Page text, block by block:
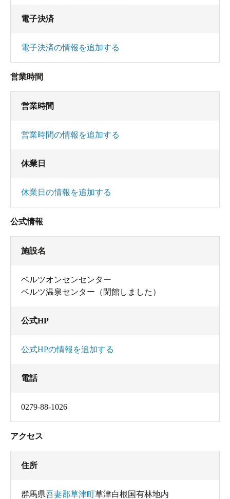
と感触が違かった。
湯って感じでした。
たら良かったのに・・。
もっと細かい所に気を配って欲しいよね。
電子決済
電子決済の情報を追加する
営業時間
営業時間
営業時間の情報を追加する
休業日
休業日の情報を追加する
公式情報
施設名
ベルツオンセンセンター
ベルツ温泉センター（閉館しました）
公式HP
公式HPの情報を追加する
電話
0279-88-1026
アクセス
住所
群馬県吾妻郡草津町草津白根国有林地内